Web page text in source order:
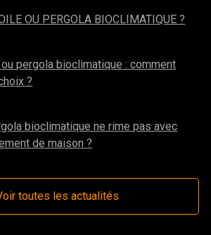
OU PERGOLA BIOCLIMATIQUE ?
pergola bioclimatique : comment
?
bioclimatique ne rime pas avec
de maison ?
toutes les actualités